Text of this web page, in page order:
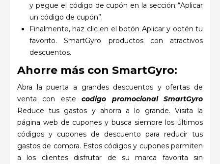
y pegue el código de cupón en la sección “Aplicar
un código de cupón”.
Finalmente, haz clic en el botón Aplicar y obtén tu
favorito. SmartGyro productos con atractivos
descuentos.
Ahorre más con SmartGyro:
Abra la puerta a grandes descuentos y ofertas de
venta con estecodigo promocional SmartGyro
Reduce tus gastos y ahorra a lo grande. Visita la
página web de cupones y busca siempre los últimos
códigos y cupones de descuento para reducir tus
gastos de compra. Estos códigos y cupones permiten
a los clientes disfrutar de su marca favorita sin